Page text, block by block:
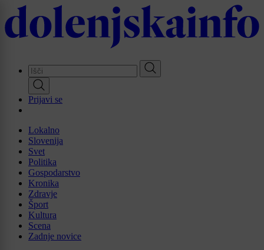
Skip
to
main
Prijavi se
Lokalno
Slovenija
Svet
Politika
Gospodarstvo
Kronika
Zdravje
Šport
Kultura
Scena
Zadnje novice